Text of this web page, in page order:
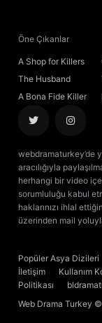
Öne Çıkanlar
A Shop for Killers
The Husband
A Bona Fide Killer
webdramaturkey’de
aracılığıyla
herhangi bir video
sorumluluğu kabul
haklarınızı ihlal
üzerinden mail
Popüler Asya Dizileri
İletişim
Kullanım
Politikası
Web Drama Turkey ©